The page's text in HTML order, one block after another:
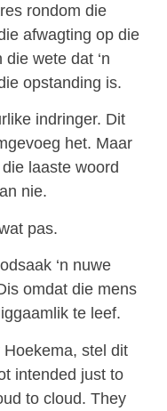
rondom die
afwagting op die
wete dat ‘n
opstanding is.
indringer. Dit
het. Maar
laaste woord
nie.
pas.
‘n nuwe
omdat die mens
te leef.
stel dit
intended just to
to cloud. They